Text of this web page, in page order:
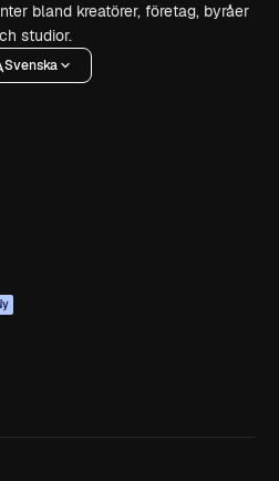
bland kreatörer, företag, byråer
studior.
Svenska